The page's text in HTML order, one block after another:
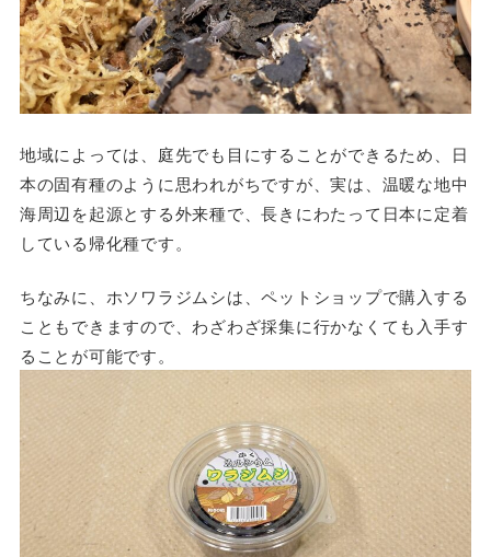
地域によっては、庭先でも目にすることができるため、日
本の固有種のように思われがちですが、実は、温暖な地中
海周辺を起源とする外来種で、長きにわたって日本に定着
している帰化種です。
ちなみに、ホソワラジムシは、ペットショップで購入する
こともできますので、わざわざ採集に行かなくても入手す
ることが可能です。